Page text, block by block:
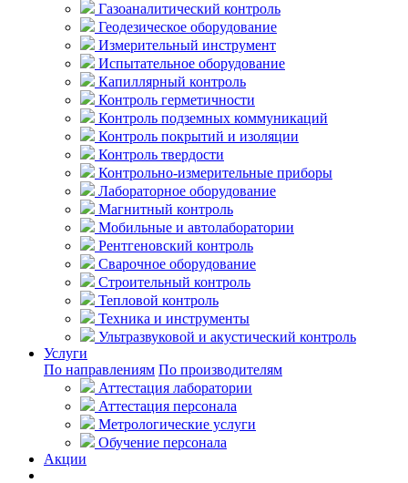
Газоаналитический контроль
Геодезическое оборудование
Измерительный инструмент
Испытательное оборудование
Капиллярный контроль
Контроль герметичности
Контроль подземных коммуникаций
Контроль покрытий и изоляции
Контроль твердости
Контрольно-измерительные приборы
Лабораторное оборудование
Магнитный контроль
Мобильные и автолаборатории
Рентгеновский контроль
Сварочное оборудование
Строительный контроль
Тепловой контроль
Техника и инструменты
Ультразвуковой и акустический контроль
Услуги
По направлениям По производителям
Аттестация лаборатории
Аттестация персонала
Метрологические услуги
Обучение персонала
Акции